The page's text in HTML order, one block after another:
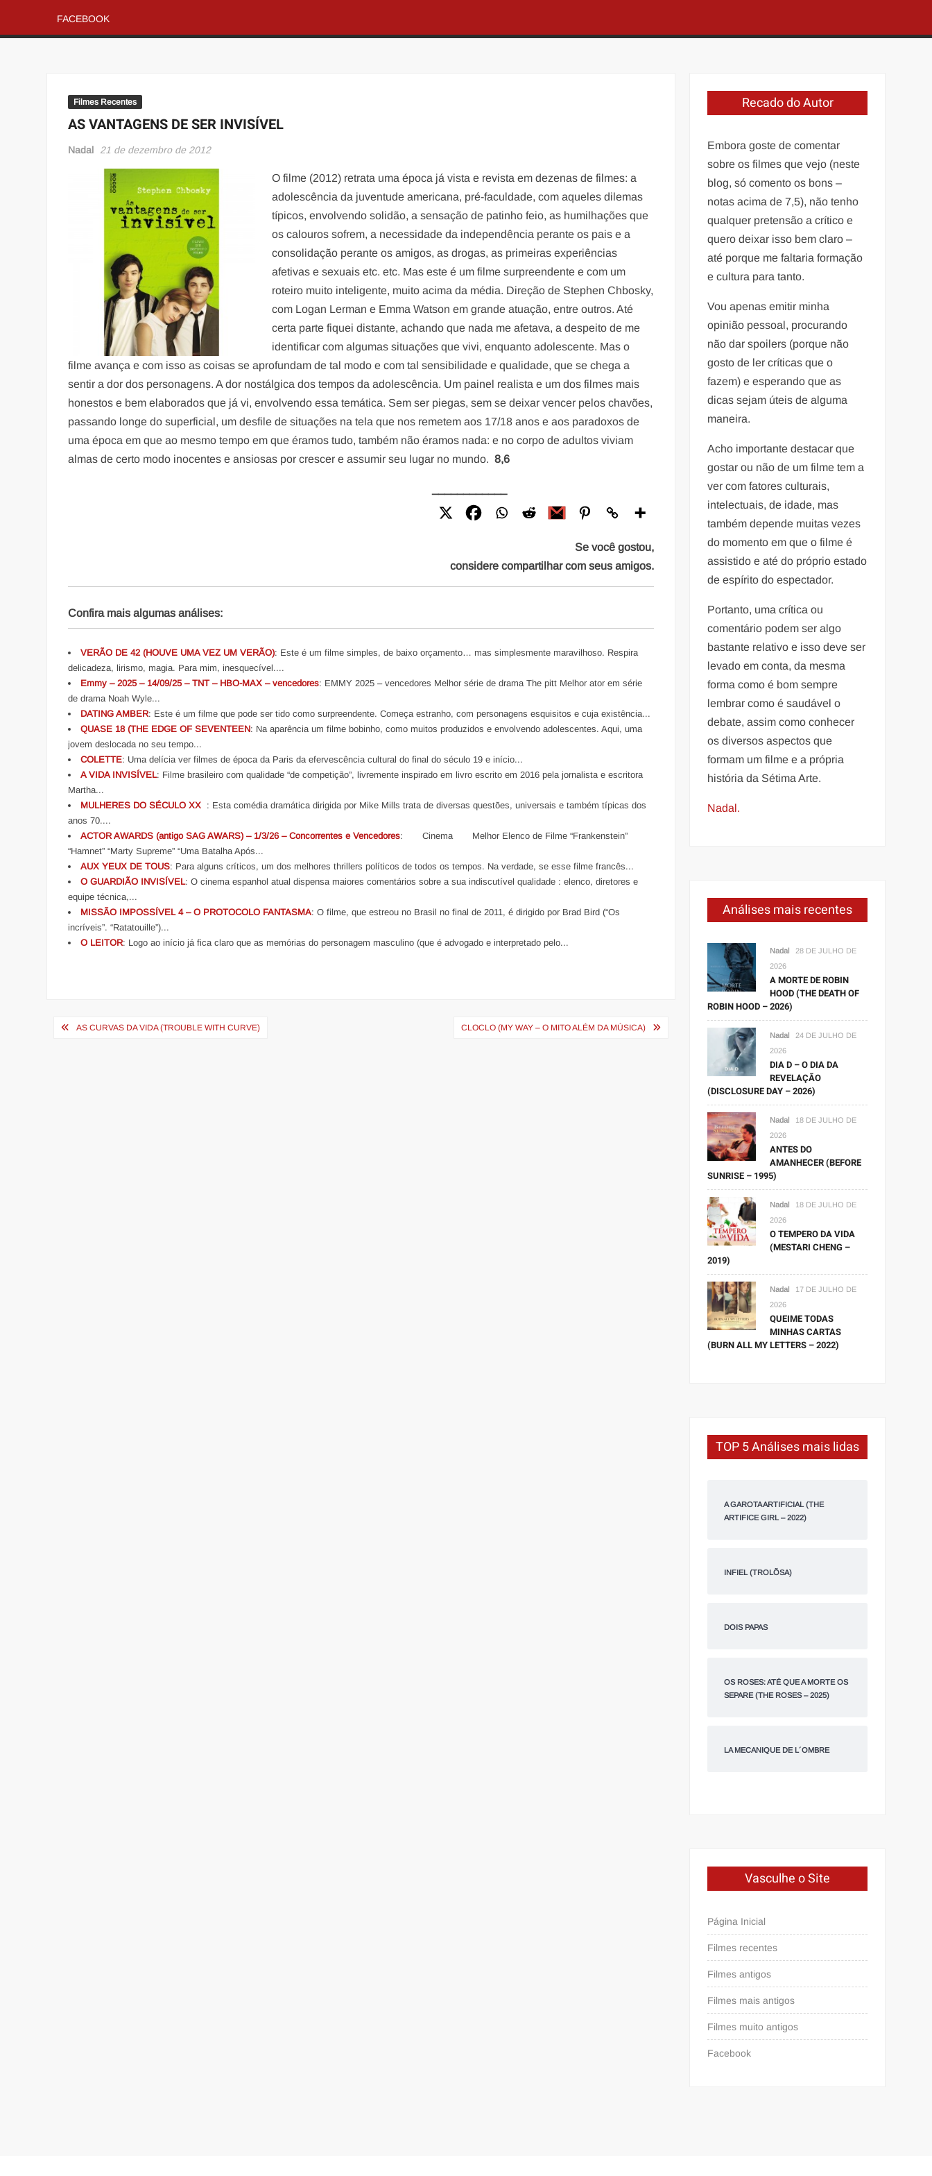
FACEBOOK
Filmes Recentes
AS VANTAGENS DE SER INVISÍVEL
Nadal 21 de dezembro de 2012
O filme (2012) retrata uma época já vista e revista em dezenas de filmes: a
adolescência da juventude americana, pré-faculdade, com aqueles dilemas
típicos, envolvendo solidão, a sensação de patinho feio, as humilhações que
os calouros sofrem, a necessidade da independência perante os pais e a
consolidação perante os amigos, as drogas, as primeiras experiências
afetivas e sexuais etc. etc. Mas este é um filme surpreendente e com um
roteiro muito inteligente, muito acima da média. Direção de Stephen Chbosky,
com Logan Lerman e Emma Watson em grande atuação, entre outros. Até
certa parte fiquei distante, achando que nada me afetava, a despeito de me
identificar com algumas situações que vivi, enquanto adolescente. Mas o
filme avança e com isso as coisas se aprofundam de tal modo e com tal sensibilidade e qualidade, que se chega a
sentir a dor dos personagens. A dor nostálgica dos tempos da adolescência. Um painel realista e um dos filmes mais
honestos e bem elaborados que já vi, envolvendo essa temática. Sem ser piegas, sem se deixar vencer pelos chavões,
passando longe do superficial, um desfile de situações na tela que nos remetem aos 17/18 anos e aos paradoxos de
uma época em que ao mesmo tempo em que éramos tudo, também não éramos nada: e no corpo de adultos viviam
almas de certo modo inocentes e ansiosas por crescer e assumir seu lugar no mundo. 8,6
Se você gostou,
considere compartilhar com seus amigos.
Confira mais algumas análises:
VERÃO DE 42 (HOUVE UMA VEZ UM VERÃO): Este é um filme simples, de baixo orçamento… mas simplesmente maravilhoso. Respira
delicadeza, lirismo, magia. Para mim, inesquecível....
Emmy – 2025 – 14/09/25 – TNT – HBO-MAX – vencedores: EMMY 2025 – vencedores Melhor série de drama The pitt Melhor ator em série
de drama Noah Wyle...
DATING AMBER: Este é um filme que pode ser tido como surpreendente. Começa estranho, com personagens esquisitos e cuja existência...
QUASE 18 (THE EDGE OF SEVENTEEN: Na aparência um filme bobinho, como muitos produzidos e envolvendo adolescentes. Aqui, uma
jovem deslocada no seu tempo...
COLETTE: Uma delícia ver filmes de época da Paris da efervescência cultural do final do século 19 e início...
A VIDA INVISÍVEL: Filme brasileiro com qualidade “de competição”, livremente inspirado em livro escrito em 2016 pela jornalista e escritora
Martha...
MULHERES DO SÉCULO XX : Esta comédia dramática dirigida por Mike Mills trata de diversas questões, universais e também típicas dos
anos 70....
ACTOR AWARDS (antigo SAG AWARS) – 1/3/26 – Concorrentes e Vencedores: Cinema Melhor Elenco de Filme “Frankenstein”
“Hamnet” “Marty Supreme” “Uma Batalha Após...
AUX YEUX DE TOUS: Para alguns críticos, um dos melhores thrillers políticos de todos os tempos. Na verdade, se esse filme francês...
O GUARDIÃO INVISÍVEL: O cinema espanhol atual dispensa maiores comentários sobre a sua indiscutível qualidade : elenco, diretores e
equipe técnica,...
MISSÃO IMPOSSÍVEL 4 – O PROTOCOLO FANTASMA: O filme, que estreou no Brasil no final de 2011, é dirigido por Brad Bird (“Os
incríveis”. “Ratatouille”)...
O LEITOR: Logo ao início já fica claro que as memórias do personagem masculino (que é advogado e interpretado pelo...
Navegação
AS CURVAS DA VIDA (TROUBLE WITH CURVE) CLOCLO (MY WAY – O MITO ALÉM DA MÚSICA)
Recado do Autor
Embora goste de comentar
sobre os filmes que vejo (neste
blog, só comento os bons –
notas acima de 7,5), não tenho
qualquer pretensão a crítico e
quero deixar isso bem claro –
até porque me faltaria formação
e cultura para tanto.
Vou apenas emitir minha
opinião pessoal, procurando
não dar spoilers (porque não
gosto de ler críticas que o
fazem) e esperando que as
dicas sejam úteis de alguma
maneira.
Acho importante destacar que
gostar ou não de um filme tem a
ver com fatores culturais,
intelectuais, de idade, mas
também depende muitas vezes
do momento em que o filme é
assistido e até do próprio estado
de espírito do espectador.
Portanto, uma crítica ou
comentário podem ser algo
bastante relativo e isso deve ser
levado em conta, da mesma
forma como é bom sempre
lembrar como é saudável o
debate, assim como conhecer
os diversos aspectos que
formam um filme e a própria
história da Sétima Arte.
Nadal.
Análises mais recentes
Nadal
28 DE JULHO DE
2026
A MORTE DE ROBIN
HOOD (THE DEATH OF
ROBIN HOOD – 2026)
Nadal
24 DE JULHO DE
2026
DIA D – O DIA DA
REVELAÇÃO
(DISCLOSURE DAY – 2026)
Nadal
18 DE JULHO DE
2026
ANTES DO
AMANHECER (BEFORE
SUNRISE – 1995)
Nadal
18 DE JULHO DE
2026
O TEMPERO DA VIDA
(MESTARI CHENG –
2019)
Nadal
17 DE JULHO DE
2026
QUEIME TODAS
MINHAS CARTAS
(BURN ALL MY LETTERS – 2022)
TOP 5 Análises mais lidas
A GAROTA ARTIFICIAL (THE
ARTIFICE GIRL – 2022)
INFIEL (TROLÕSA)
DOIS PAPAS
OS ROSES: ATÉ QUE A MORTE OS
SEPARE (THE ROSES – 2025)
LA MECANIQUE DE L´OMBRE
Vasculhe o Site
Página Inicial
Filmes recentes
Filmes antigos
Filmes mais antigos
Filmes muito antigos
Facebook